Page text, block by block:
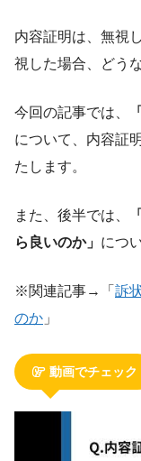
内容証明は、無視
視した場合、どう
今回の記事では、
について、内容証
たします。
また、後半では、
ら良いのか」 につ
※関連記事→「 訴
のか 」
動画でチェック